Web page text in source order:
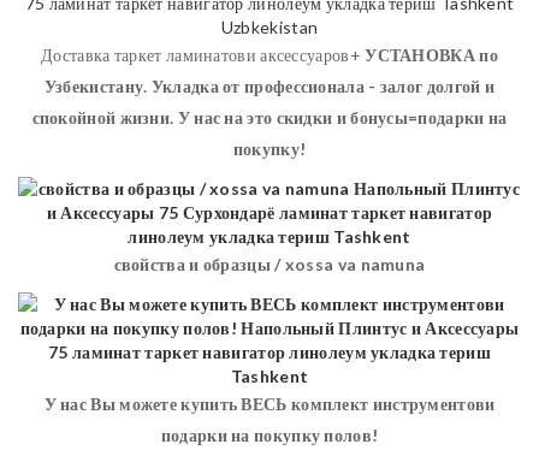
Доставка таркет ламинатови аксессуаров+УСТАНОВКАпо
Узбекистану. Укладка от профессионала - залог долгой и
спокойной жизни. У нас на это скидки и бонусы=подарки на
покупку!
свойства и образцы / xossa va namuna
У нас Вы можете купить ВЕСЬ комплект инструментови
подарки на покупку полов!